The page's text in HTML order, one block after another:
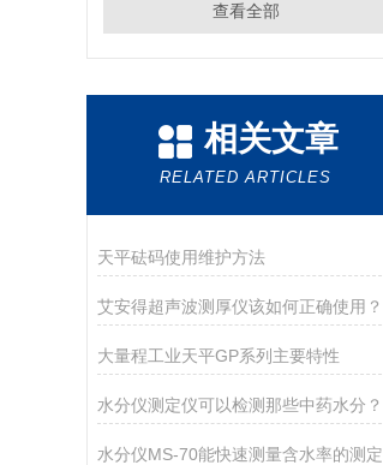
查看全部
相关文章
RELATED ARTICLES
天平砝码使用维护方法
艾安得超声波测厚仪该如何正确使用？
大量程工业天平GP系列主要特性
水分仪测定仪可以检测那些中药水分？
水分仪MS-70能快速测量含水率的测定